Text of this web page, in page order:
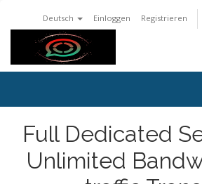
Deutsch Einloggen Registrieren
Full Dedicated
Unlimited